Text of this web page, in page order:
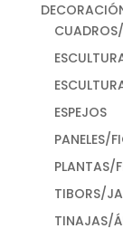
ESPEJOS
PANELES/
PLANTAS/
TIBORS/
TINAJAS/